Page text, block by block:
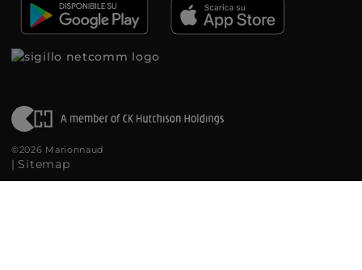
©2026 Marionnaud
| Sitemap